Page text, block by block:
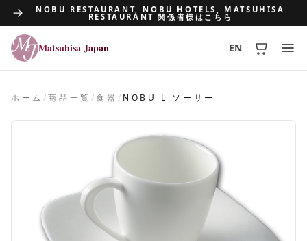
NOBU RESTAURANT, NOBU HOTELS, MATSUHISA
RESTAURANT 関係者様はこちら
Matsuhisa Japan
Matsuhisa Japan EN
ホーム /商品一覧 /食器 / NOBU L ソーサー